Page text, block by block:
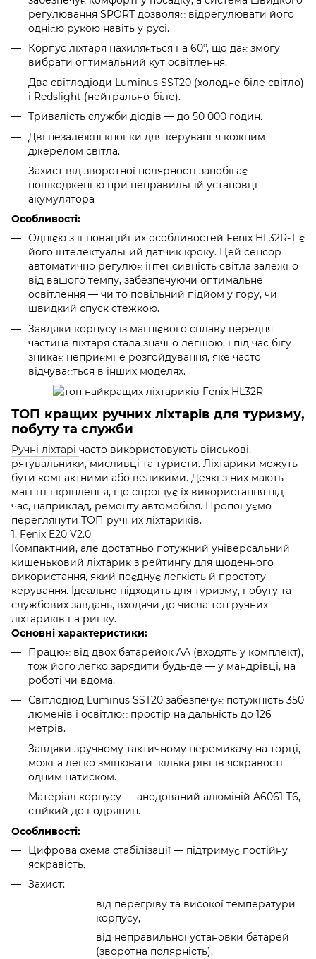
регулювання SPORT дозволяє відрегулювати його
однією рукою навіть у русі.
Корпус ліхтаря нахиляється на 60°, що дає змогу
вибрати оптимальний кут освітлення.
Два світлодіоди Luminus SST20 (холодне біле світло)
і Redslight (нейтрально-біле).
Тривалість служби діодів — до 50 000 годин.
Дві незалежні кнопки для керування кожним
джерелом світла.
Захист від зворотної полярності запобігає
пошкодженню при неправильній установці
акумулятора
Особливості:
Однією з інноваційних особливостей Fenix HL32R-T є
його інтелектуальний датчик кроку. Цей сенсор
автоматично регулює інтенсивність світла залежно
від вашого темпу, забезпечуючи оптимальне
освітлення — чи то повільний підйом у гору, чи
швидкий спуск стежкою.
Завдяки корпусу із магнієвого сплаву передня
частина ліхтаря стала значно легшою, і під час бігу
зникає неприємне розгойдування, яке часто
відчувається в інших моделях.
ТОП кращих ручних ліхтарів для туризму,
побуту та служби
Ручні ліхтарі часто використовують військові,
рятувальники, мисливці та туристи. Ліхтарики можуть
бути компактними або великими. Деякі з них мають
магнітні кріплення, що спрощує їх використання під
час, наприклад, ремонту автомобіля. Пропонуємо
переглянути ТОП ручних ліхтариків.
1. Fenix E20 V2.0
Компактний, але достатньо потужний універсальний
кишеньковий ліхтарик з рейтингу для щоденного
використання, який поєднує легкість й простоту
керування. Ідеально підходить для туризму, побуту та
службових завдань, входячи до числа топ ручних
ліхтариків на ринку.
Основні характеристики:
Працює від двох батарейок AA (входять у комплект),
тож його легко зарядити будь-де — у мандрівці, на
роботі чи вдома.
Світлодіод Luminus SST20 забезпечує потужність 350
люменів і освітлює простір на дальність до 126
метрів.
Завдяки зручному тактичному перемикачу на торці,
можна легко змінювати кілька рівнів яскравості
одним натиском.
Матеріал корпусу — анодований алюміній A6061-T6,
стійкий до подряпин.
Особливості:
Цифрова схема стабілізації — підтримує постійну
яскравість.
Захист:
від перегріву та високої температури
корпусу,
від неправильної установки батарей
(зворотна полярність),